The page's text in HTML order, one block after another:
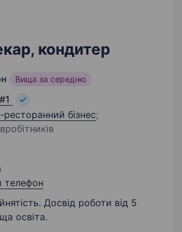
кондитер
Вища за середню
ресторанний бізнес;
телефон
Досвід роботи від 5
освіта.